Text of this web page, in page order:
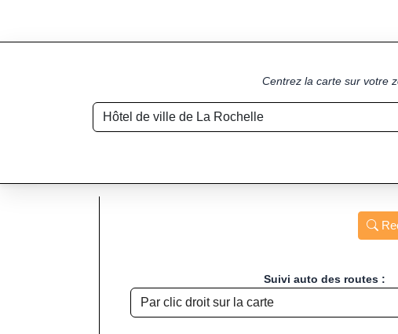
Centrez la carte sur votre
Suivi auto des routes :